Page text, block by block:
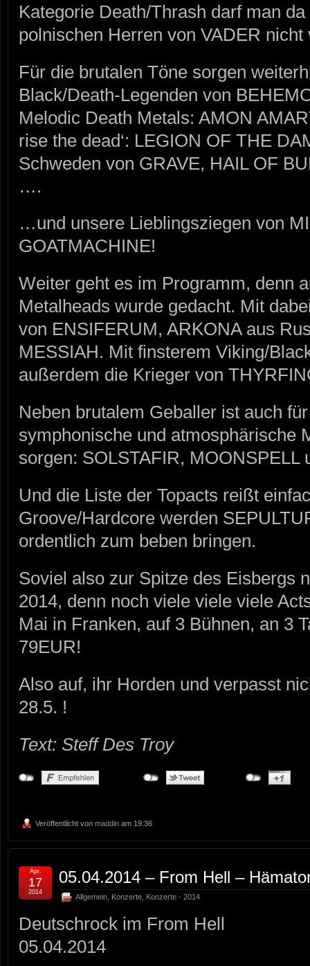
Kategorie Death/Thrash darf man
polnischen Herren von VADER nicht
Für die brutalen Töne sorgen
Black/Death-Legenden von
Melodic Death Metals: AMON
rise the dead‘: LEGION OF THE
Schweden von GRAVE, HAIL OF
….
…und unsere Lieblingsziegen von
GOATMACHINE!
Weiter geht es im Programm, denn
Metalheads wurde gedacht. Mit
von ENSIFERUM, ARKONA aus
MESSIAH. Mit finsterem Viking/
außerdem die Krieger von
Neben brutalem Geballer ist auch
symphonische und atmosphärische
sorgen: SOLSTAFIR, MOONSPELL
Und die Liste der Topacts reißt
Groove/Hardcore werden
ordentlich zum beben bringen.
Soviel also zur Spitze des Eisbergs
2014, denn noch viele viele viele
Mai in Franken, auf 3 Bühnen, an 3
79EUR!
Also auf, ihr Horden und verpasst
28.5. !
Text: Steff Des Troy
Veröffentlicht von maddin am 19:36
05.04.2014 – From Hell –
Allgemein, Konzerte, Konzerte - 2014
Apr.
17
2014
Deutschrock im From Hell
05.04.2014